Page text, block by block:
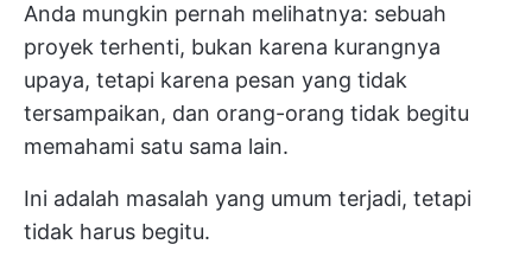
Anda mungkin pernah melihatnya: sebuah
proyek terhenti, bukan karena kurangnya
upaya, tetapi karena pesan yang tidak
tersampaikan, dan orang-orang tidak begitu
memahami satu sama lain.
Ini adalah masalah yang umum terjadi, tetapi
tidak harus begitu.